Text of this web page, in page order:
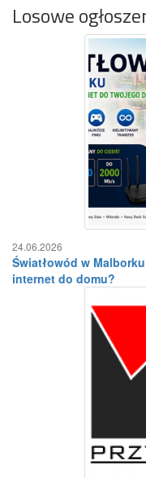
Losowe
24.06.2026
Światłowód w
internet do domu?